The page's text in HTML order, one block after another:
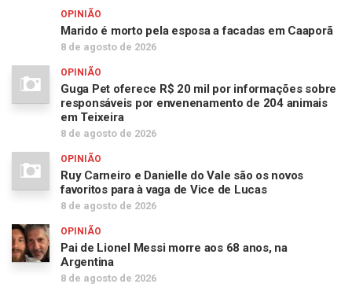
OPINIÃO
Marido é morto pela esposa a facadas em Caaporã
8 de agosto de 2026
OPINIÃO
Guga Pet oferece R$ 20 mil por informações sobre
responsáveis por envenenamento de 204 animais
em Teixeira
8 de agosto de 2026
OPINIÃO
Ruy Carneiro e Danielle do Vale são os novos
favoritos para à vaga de Vice de Lucas
8 de agosto de 2026
OPINIÃO
Pai de Lionel Messi morre aos 68 anos, na
Argentina
8 de agosto de 2026